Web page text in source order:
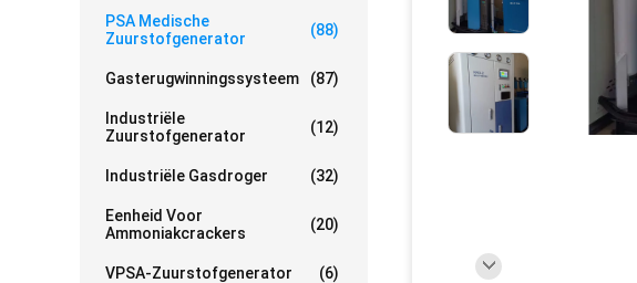
PSA Medische
Zuurstofgenerator
(88)
Gasterugwinningssysteem (87)
Industriële
Zuurstofgenerator
(12)
Industriële Gasdroger (32)
Eenheid Voor
Ammoniakcrackers
(20)
VPSA-Zuurstofgenerator (6)